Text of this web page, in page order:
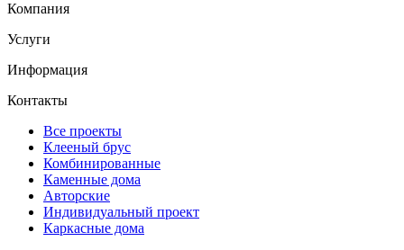
Компания
Услуги
Информация
Контакты
Все проекты
Клееный брус
Комбинированные
Каменные дома
Авторские
Индивидуальный проект
Каркасные дома